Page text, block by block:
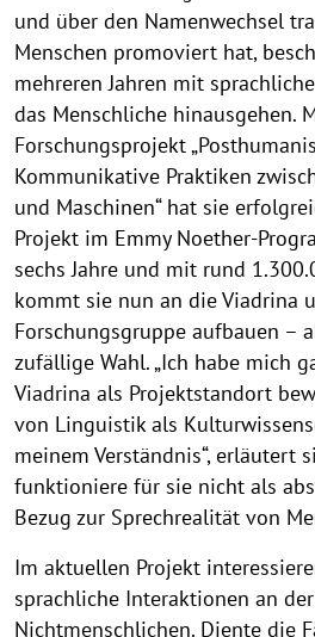
und über den Namenwechsel
Menschen promoviert hat,
mehreren Jahren mit
das Menschliche hinausgehen.
Forschungsprojekt
Kommunikative Praktiken
und Maschinen“ hat sie
Projekt im Emmy Noether-
sechs Jahre und mit rund
kommt sie nun an die Viadrina
Forschungsgruppe aufbauen –
zufällige Wahl. „Ich habe mich
Viadrina als Projektstandort
von Linguistik als
meinem Verständnis“, erläutert
funktioniere für sie nicht als
Bezug zur Sprechrealität von
Im aktuellen Projekt
sprachliche Interaktionen an
Nichtmenschlichen. Diente die